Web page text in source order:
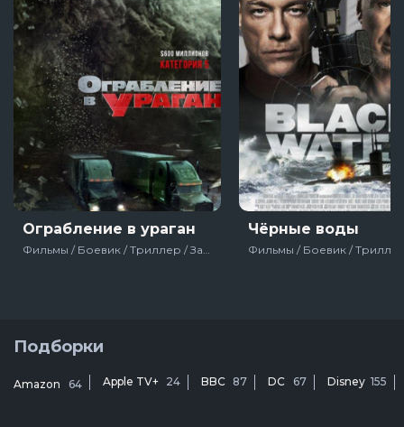
Ограбление в ураган Чёрные воды
Подборки
Amazon 64 Apple TV+ 24 BBC 87 DC 67 Disney 155